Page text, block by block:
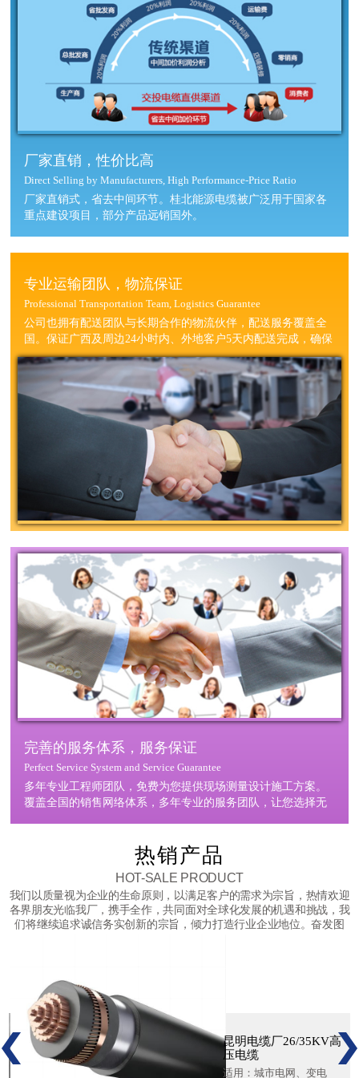
厂家直销，性价比高
Direct Selling by Manufacturers, High Performance-Price Ratio
厂家直销式，省去中间环节。桂北能源电缆被广泛用于国家各
重点建设项目，部分产品远销国外。
专业运输团队，物流保证
Professional Transportation Team, Logistics Guarantee
公司也拥有配送团队与长期合作的物流伙伴，配送服务覆盖全
国。保证广西及周边24小时内、外地客户5天内配送完成，确保
您的完工周期。
完善的服务体系，服务保证
Perfect Service System and Service Guarantee
多年专业工程师团队，免费为您提供现场测量设计施工方案。
覆盖全国的销售网络体系，多年专业的服务团队，让您选择无
热销产品
HOT-SALE PRODUCT
我们以质量视为企业的生命原则，以满足客户的需求为宗旨，热情欢迎
各界朋友光临我厂，携手全作，共同面对全球化发展的机遇和挑战，我
们将继续追求诚信务实创新的宗旨，倾力打造行业企业地位。奋发图
昆明电缆厂26/35KV高
压电缆
适用： 城市电网、变电